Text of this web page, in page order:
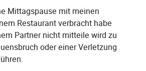
Mittagspause mit meinen
Restaurant verbracht habe
Partner nicht mitteile wird zu
oder einer Verletzung